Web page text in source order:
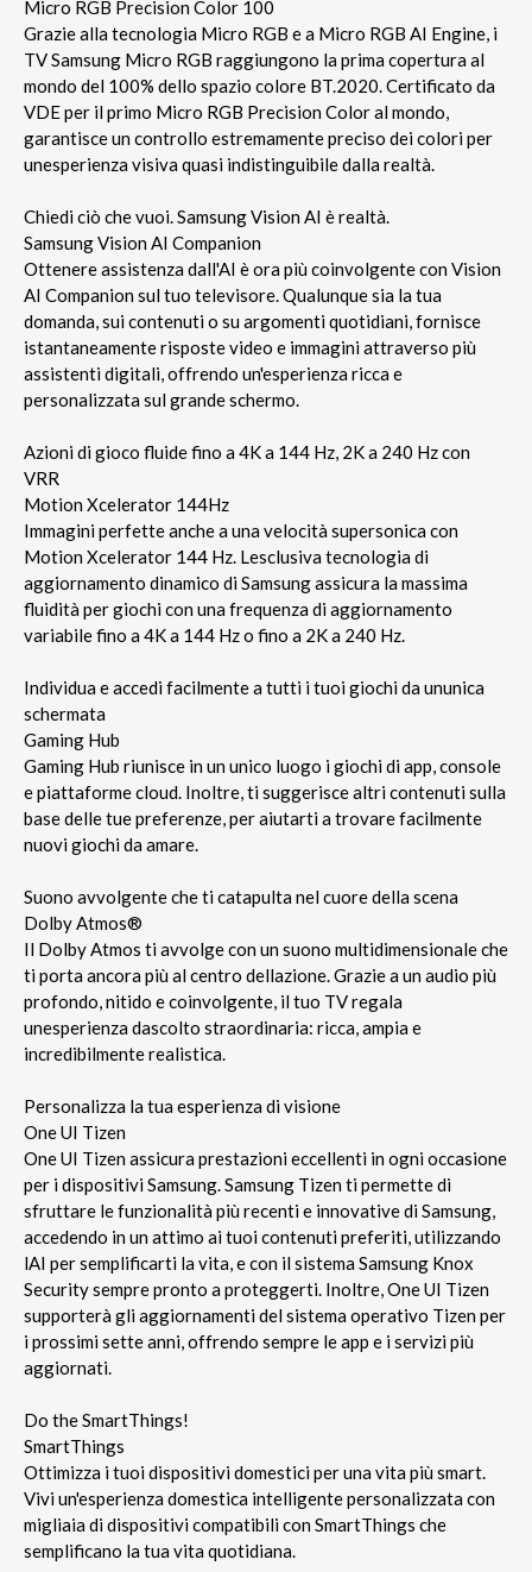
Micro RGB Precision Color 100
Grazie alla tecnologia Micro RGB e a Micro RGB AI Engine, i
TV Samsung Micro RGB raggiungono la prima copertura al
mondo del 100% dello spazio colore BT.2020. Certificato da
VDE per il primo Micro RGB Precision Color al mondo,
garantisce un controllo estremamente preciso dei colori per
unesperienza visiva quasi indistinguibile dalla realtà.
Chiedi ciò che vuoi. Samsung Vision AI è realtà.
Samsung Vision AI Companion
Ottenere assistenza dall'AI è ora più coinvolgente con Vision
AI Companion sul tuo televisore. Qualunque sia la tua
domanda, sui contenuti o su argomenti quotidiani, fornisce
istantaneamente risposte video e immagini attraverso più
assistenti digitali, offrendo un'esperienza ricca e
personalizzata sul grande schermo.
Azioni di gioco fluide fino a 4K a 144 Hz, 2K a 240 Hz con
VRR
Motion Xcelerator 144Hz
Immagini perfette anche a una velocità supersonica con
Motion Xcelerator 144 Hz. Lesclusiva tecnologia di
aggiornamento dinamico di Samsung assicura la massima
fluidità per giochi con una frequenza di aggiornamento
variabile fino a 4K a 144 Hz o fino a 2K a 240 Hz.
Individua e accedi facilmente a tutti i tuoi giochi da ununica
schermata
Gaming Hub
Gaming Hub riunisce in un unico luogo i giochi di app, console
e piattaforme cloud. Inoltre, ti suggerisce altri contenuti sulla
base delle tue preferenze, per aiutarti a trovare facilmente
nuovi giochi da amare.
Suono avvolgente che ti catapulta nel cuore della scena
Dolby Atmos®
Il Dolby Atmos ti avvolge con un suono multidimensionale che
ti porta ancora più al centro dellazione. Grazie a un audio più
profondo, nitido e coinvolgente, il tuo TV regala
unesperienza dascolto straordinaria: ricca, ampia e
incredibilmente realistica.
Personalizza la tua esperienza di visione
One UI Tizen
One UI Tizen assicura prestazioni eccellenti in ogni occasione
per i dispositivi Samsung. Samsung Tizen ti permette di
sfruttare le funzionalità più recenti e innovative di Samsung,
accedendo in un attimo ai tuoi contenuti preferiti, utilizzando
lAI per semplificarti la vita, e con il sistema Samsung Knox
Security sempre pronto a proteggerti. Inoltre, One UI Tizen
supporterà gli aggiornamenti del sistema operativo Tizen per
i prossimi sette anni, offrendo sempre le app e i servizi più
aggiornati.
Do the SmartThings!
SmartThings
Ottimizza i tuoi dispositivi domestici per una vita più smart.
Vivi un'esperienza domestica intelligente personalizzata con
migliaia di dispositivi compatibili con SmartThings che
semplificano la tua vita quotidiana.